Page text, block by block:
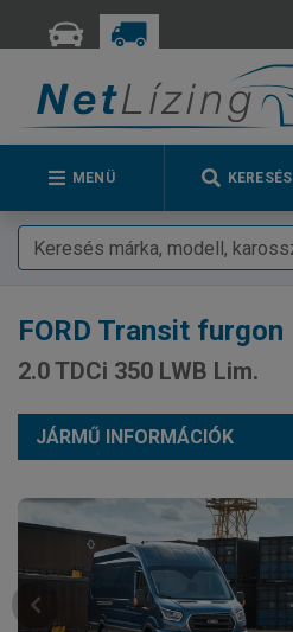
MENÜ KERESÉS
FORD Transit furgon
2.0 TDCi 350 LWB Lim.
JÁRMŰ INFORMÁCIÓK